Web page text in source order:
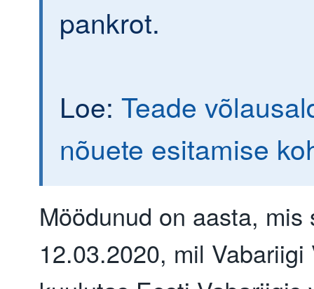
pankrot.
Loe: Teade
nõuete esitamise
Möödunud on aasta, mis
12.03.2020, mil Vabariigi